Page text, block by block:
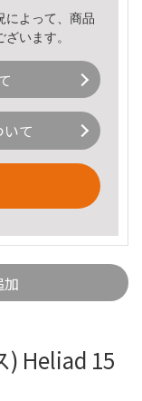
によって、商品
います。
て
) Heliad 15